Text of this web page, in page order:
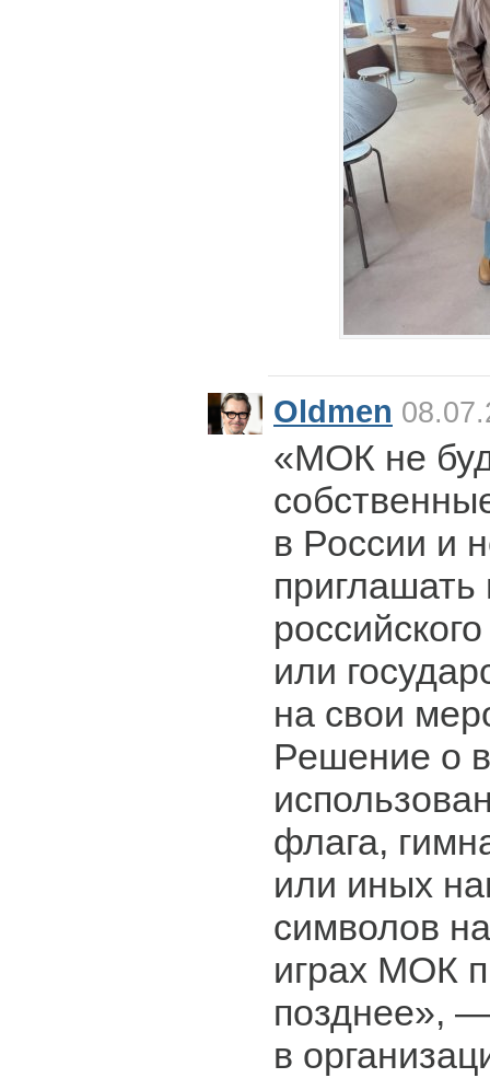
Oldmen
«МОК не
в России и
приглашать
или
на свои
Решение о
флага,
или иных
символов
играх МОК
позднее»,
в